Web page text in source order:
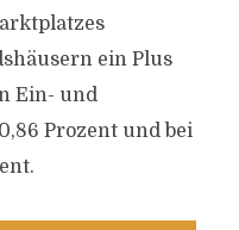
ein Plus
Ein- und
Prozent und bei